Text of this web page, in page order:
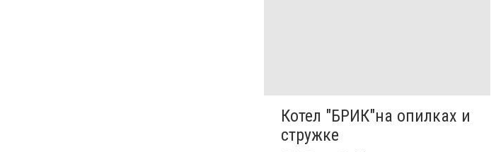
Котел "БРИК"на опилках и
стружке